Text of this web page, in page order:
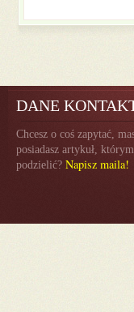
DANE
Chcesz o coś zapytać,
posiadasz artykuł,
podzielić? Napisz maila!